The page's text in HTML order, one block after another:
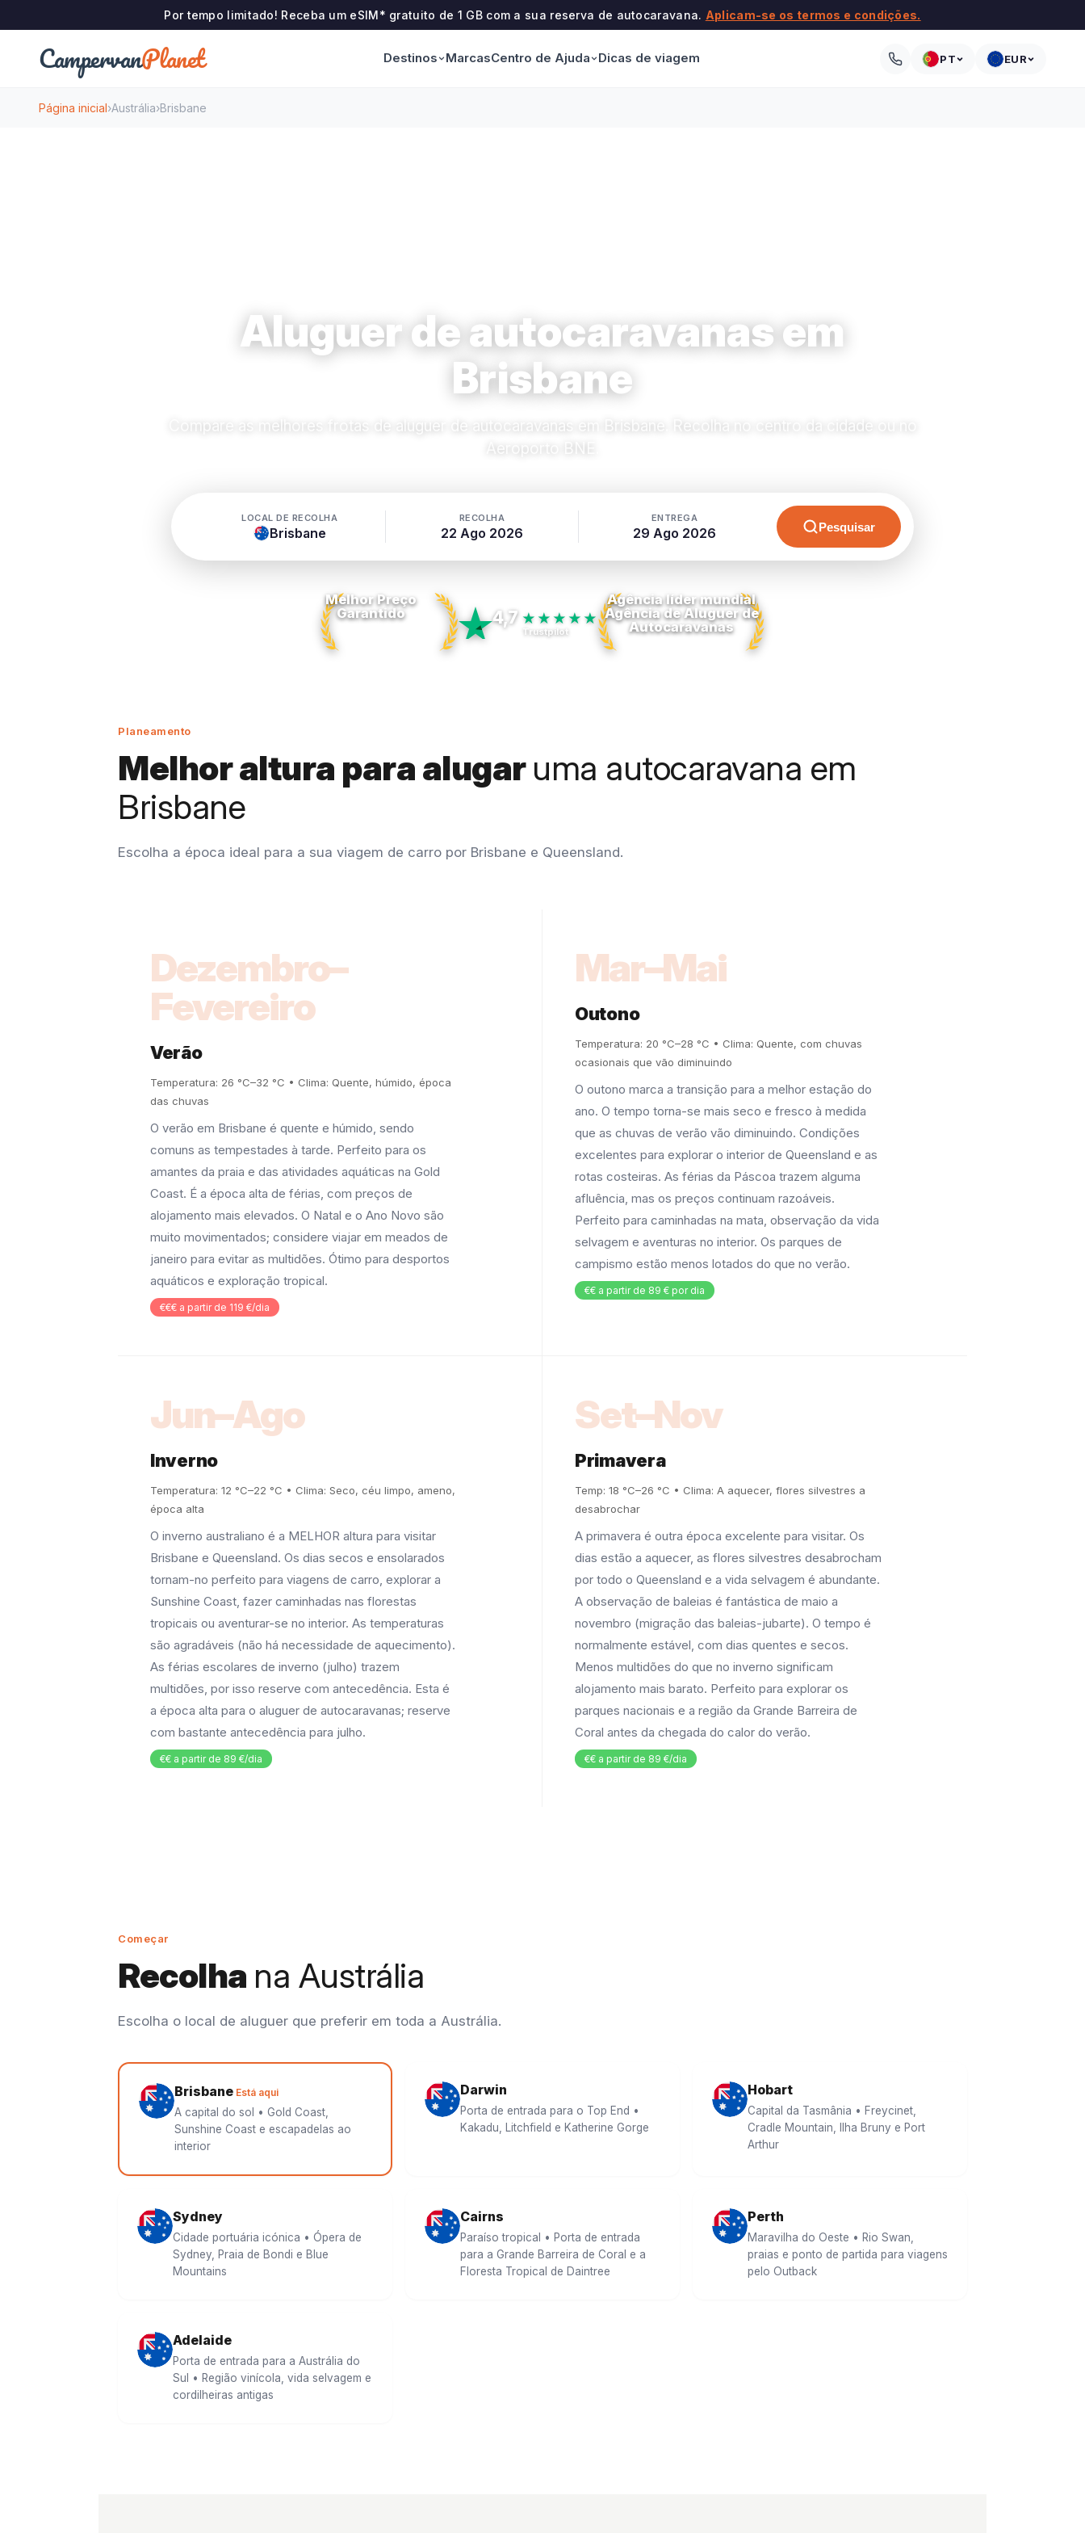
Por tempo limitado! Receba um eSIM* gratuito de 1 GB com a sua reserva de autocaravana. Aplicam-se os termos e condições.
CampervanPlanet Destinos MarcasCentro de Ajuda Dicas de viagem PT EUR
Página inicial›Austrália›Brisbane
Aluguer de autocaravanas em
Brisbane
Compare as melhores frotas de aluguer de autocaravanas em Brisbane. Recolha no centro da cidade ou no
Aeroporto BNE.
LOCAL DE RECOLHA
Brisbane
RECOLHA
22 Ago 2026
ENTREGA
29 Ago 2026 Pesquisar
Melhor Preço
Garantido
4,7 ★★★★★
Trustpilot
Agência líder mundial
Agência de Aluguer de
Autocaravanas
Planeamento
Melhor altura para alugar uma autocaravana em
Brisbane
Escolha a época ideal para a sua viagem de carro por Brisbane e Queensland.
Dezembro–
Fevereiro
Verão
Temperatura: 26 °C–32 °C • Clima: Quente, húmido, época
das chuvas
O verão em Brisbane é quente e húmido, sendo
comuns as tempestades à tarde. Perfeito para os
amantes da praia e das atividades aquáticas na Gold
Coast. É a época alta de férias, com preços de
alojamento mais elevados. O Natal e o Ano Novo são
muito movimentados; considere viajar em meados de
janeiro para evitar as multidões. Ótimo para desportos
aquáticos e exploração tropical.
€€€ a partir de 119 €/dia
Mar–Mai
Outono
Temperatura: 20 °C–28 °C • Clima: Quente, com chuvas
ocasionais que vão diminuindo
O outono marca a transição para a melhor estação do
ano. O tempo torna-se mais seco e fresco à medida
que as chuvas de verão vão diminuindo. Condições
excelentes para explorar o interior de Queensland e as
rotas costeiras. As férias da Páscoa trazem alguma
afluência, mas os preços continuam razoáveis.
Perfeito para caminhadas na mata, observação da vida
selvagem e aventuras no interior. Os parques de
campismo estão menos lotados do que no verão.
€€ a partir de 89 € por dia
Jun–Ago
Inverno
Temperatura: 12 °C–22 °C • Clima: Seco, céu limpo, ameno,
época alta
O inverno australiano é a MELHOR altura para visitar
Brisbane e Queensland. Os dias secos e ensolarados
tornam-no perfeito para viagens de carro, explorar a
Sunshine Coast, fazer caminhadas nas florestas
tropicais ou aventurar-se no interior. As temperaturas
são agradáveis (não há necessidade de aquecimento).
As férias escolares de inverno (julho) trazem
multidões, por isso reserve com antecedência. Esta é
a época alta para o aluguer de autocaravanas; reserve
com bastante antecedência para julho.
€€ a partir de 89 €/dia
Set–Nov
Primavera
Temp: 18 °C–26 °C • Clima: A aquecer, flores silvestres a
desabrochar
A primavera é outra época excelente para visitar. Os
dias estão a aquecer, as flores silvestres desabrocham
por todo o Queensland e a vida selvagem é abundante.
A observação de baleias é fantástica de maio a
novembro (migração das baleias-jubarte). O tempo é
normalmente estável, com dias quentes e secos.
Menos multidões do que no inverno significam
alojamento mais barato. Perfeito para explorar os
parques nacionais e a região da Grande Barreira de
Coral antes da chegada do calor do verão.
€€ a partir de 89 €/dia
Começar
Recolha na Austrália
Escolha o local de aluguer que preferir em toda a Austrália.
Brisbane Está aqui
A capital do sol • Gold Coast,
Sunshine Coast e escapadelas ao
interior
Darwin
Porta de entrada para o Top End •
Kakadu, Litchfield e Katherine Gorge
Hobart
Capital da Tasmânia • Freycinet,
Cradle Mountain, Ilha Bruny e Port
Arthur
Sydney
Cidade portuária icónica • Ópera de
Sydney, Praia de Bondi e Blue
Mountains
Cairns
Paraíso tropical • Porta de entrada
para a Grande Barreira de Coral e a
Floresta Tropical de Daintree
Perth
Maravilha do Oeste • Rio Swan,
praias e ponto de partida para viagens
pelo Outback
Adelaide
Porta de entrada para a Austrália do
Sul • Região vinícola, vida selvagem e
cordilheiras antigas